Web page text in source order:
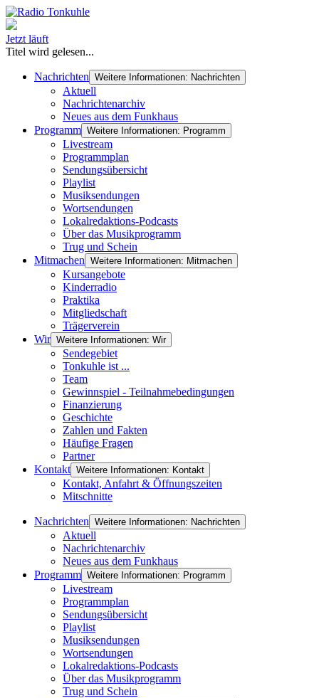
Jetzt läuft
Titel wird gelesen...
Nachrichten Weitere Informationen: Nachrichten
Aktuell
Nachrichtenarchiv
Neues aus dem Funkhaus
Programm Weitere Informationen: Programm
Livestream
Programmplan
Sendungsübersicht
Playlist
Musiksendungen
Wortsendungen
Lokalredaktions-Podcasts
Über das Musikprogramm
Trug und Schein
Mitmachen Weitere Informationen: Mitmachen
Kursangebote
Kinderradio
Praktika
Mitgliedschaft
Trägerverein
Wir Weitere Informationen: Wir
Sendegebiet
Tonkuhle ist ...
Team
Gewinnspiel - Teilnahmebedingungen
Finanzierung
Geschichte
Zahlen und Fakten
Häufige Fragen
Partner
Kontakt Weitere Informationen: Kontakt
Kontakt, Anfahrt & Öffnungszeiten
Mitschnitte
Nachrichten Weitere Informationen: Nachrichten
Aktuell
Nachrichtenarchiv
Neues aus dem Funkhaus
Programm Weitere Informationen: Programm
Livestream
Programmplan
Sendungsübersicht
Playlist
Musiksendungen
Wortsendungen
Lokalredaktions-Podcasts
Über das Musikprogramm
Trug und Schein